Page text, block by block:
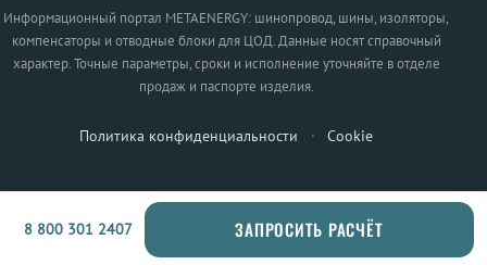
Информационный портал METAENERGY: шинопровод, шины, изоляторы,
компенсаторы и отводные блоки для ЦОД. Данные носят справочный
характер. Точные параметры, сроки и исполнение уточняйте в отделе
продаж и паспорте изделия.
Политика конфиденциальности · Cookie
8 800 301 2407 ЗАПРОСИТЬ РАСЧЁТ